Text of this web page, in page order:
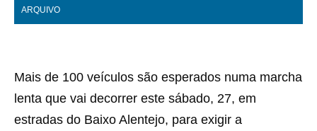
ARQUIVO
Mais de 100 veículos são esperados numa marcha
lenta que vai decorrer este sábado, 27, em
estradas do Baixo Alentejo, para exigir a